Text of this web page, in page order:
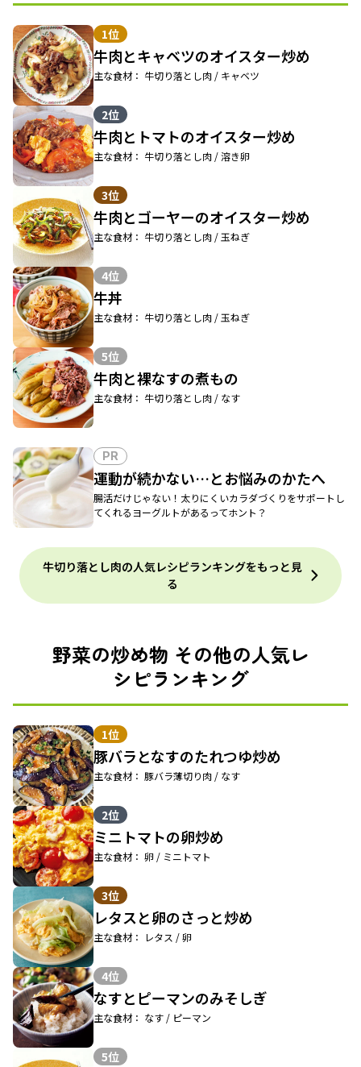
1位
牛肉とキャベツのオイスター炒め
主な食材： 牛切り落とし肉 / キャベツ
2位
牛肉とトマトのオイスター炒め
主な食材： 牛切り落とし肉 / 溶き卵
3位
牛肉とゴーヤーのオイスター炒め
主な食材： 牛切り落とし肉 / 玉ねぎ
4位
牛丼
主な食材： 牛切り落とし肉 / 玉ねぎ
5位
牛肉と裸なすの煮もの
主な食材： 牛切り落とし肉 / なす
PR
運動が続かない…とお悩みのかたへ
腸活だけじゃない！太りにくいカラダづくりをサポートし
てくれるヨーグルトがあるってホント？
牛切り落とし肉の人気レシピランキングをもっと見
る
野菜の炒め物 その他の人気レ
シピランキング
1位
豚バラとなすのたれつゆ炒め
主な食材： 豚バラ薄切り肉 / なす
2位
ミニトマトの卵炒め
主な食材： 卵 / ミニトマト
3位
レタスと卵のさっと炒め
主な食材： レタス / 卵
4位
なすとピーマンのみそしぎ
主な食材： なす / ピーマン
5位